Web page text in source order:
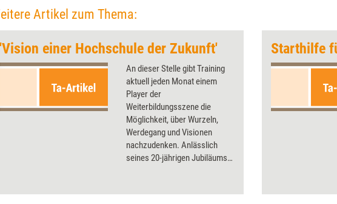
Artikel zum Thema:
'Vision einer Hochschule der Zukunft'
An dieser Stelle gibt Training
aktuell jeden Monat einem
Player der
Weiterbildungsszene die
Möglichkeit, über Wurzeln,
Werdegang und Visionen
nachzudenken. Anlässlich
seines 20-jährigen Jubiläums
(DISC) an der TU
Starthilfe